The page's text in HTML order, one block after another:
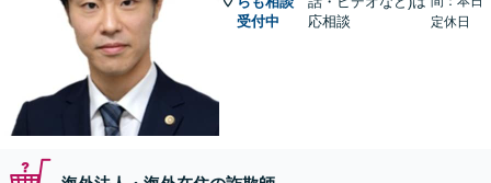
受付中
応相談
定休日